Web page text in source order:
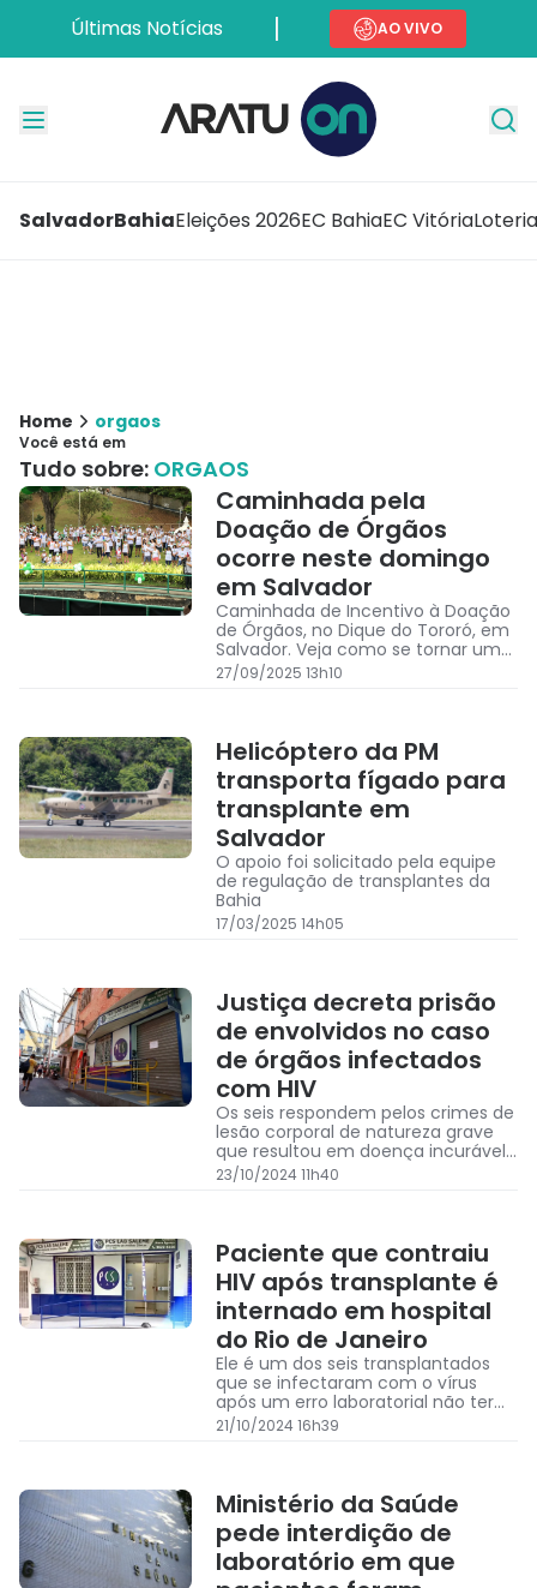
Últimas Notícias AO VIVO
SalvadorBahiaEleições 2026EC BahiaEC Vitória
Home orgaos
Você está em
Tudo sobre: ORGAOS
Caminhada pela
Doação de Órgãos
ocorre neste domingo
em Salvador
Caminhada de Incentivo à Doação
de Órgãos, no Dique do Tororó, em
Salvador. Veja como se tornar um
doador
27/09/2025 13h10
Helicóptero da PM
transporta fígado para
transplante em
Salvador
O apoio foi solicitado pela equipe
de regulação de transplantes da
Bahia
17/03/2025 14h05
Justiça decreta prisão
de envolvidos no caso
de órgãos infectados
com HIV
Os seis respondem pelos crimes de
lesão corporal de natureza grave
que resultou em doença incurável,
organização criminosa e falsidade
ideológica
23/10/2024 11h40
Paciente que contraiu
HIV após transplante é
internado em hospital
do Rio de Janeiro
Ele é um dos seis transplantados
que se infectaram com o vírus
após um erro laboratorial não ter
acusado a presença do HIV nos
órgãos
21/10/2024 16h39
Ministério da Saúde
pede interdição de
laboratório em que